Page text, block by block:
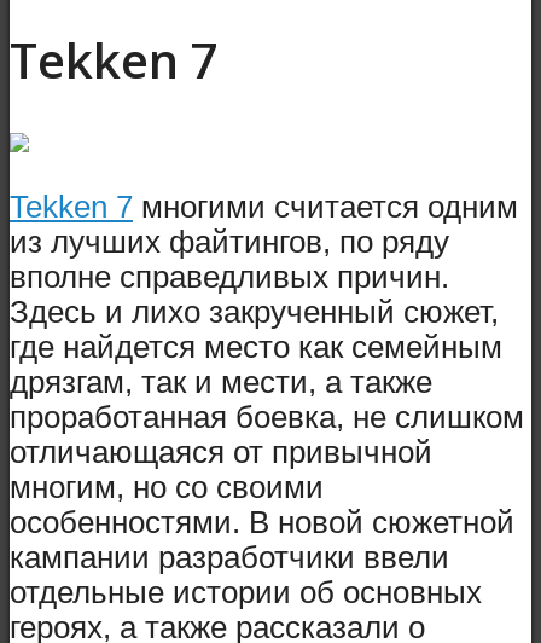
Tekken 7
Tekken 7 многими считается одним
из лучших файтингов, по ряду
вполне справедливых причин.
Здесь и лихо закрученный сюжет,
где найдется место как семейным
дрязгам, так и мести, а также
проработанная боевка, не слишком
отличающаяся от привычной
многим, но со своими
особенностями. В новой сюжетной
кампании разработчики ввели
отдельные истории об основных
героях, а также рассказали о